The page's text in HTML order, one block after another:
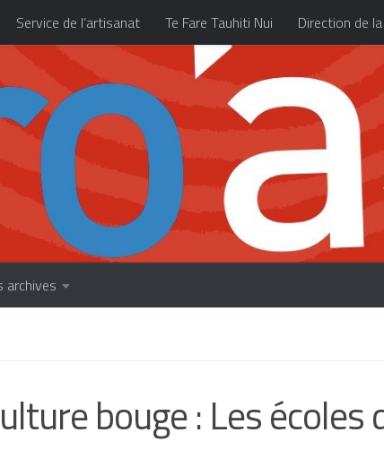
Service de l’artisanat Te Fare Tauhiti Nui Direction de
Les archives À propos Accueil
archives
bouge : Les écoles